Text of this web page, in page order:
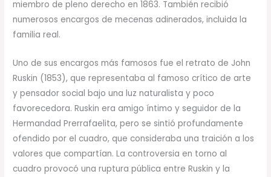
miembro de pleno derecho en 1863. También recibió
numerosos encargos de mecenas adinerados, incluida la
familia real.
Uno de sus encargos más famosos fue el retrato de John
Ruskin (1853), que representaba al famoso crítico de arte
y pensador social bajo una luz naturalista y poco
favorecedora. Ruskin era amigo íntimo y seguidor de la
Hermandad Prerrafaelita, pero se sintió profundamente
ofendido por el cuadro, que consideraba una traición a los
valores que compartían. La controversia en torno al
cuadro provocó una ruptura pública entre Ruskin y la